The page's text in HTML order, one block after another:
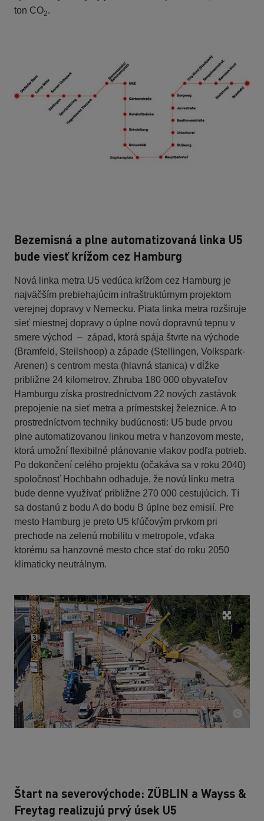
ton CO2.
Bezemisná a plne automatizovaná linka U5
bude viesť krížom cez Hamburg
Nová linka metra U5 vedúca krížom cez Hamburg je
najväčším prebiehajúcim infraštruktúrnym projektom
verejnej dopravy v Nemecku. Piata linka metra rozširuje
sieť miestnej dopravy o úplne novú dopravnú tepnu v
smere východ – západ, ktorá spája štvrte na východe
(Bramfeld, Steilshoop) a západe (Stellingen, Volkspark-
Arenen) s centrom mesta (hlavná stanica) v dĺžke
približne 24 kilometrov. Zhruba 180 000 obyvateľov
Hamburgu získa prostredníctvom 22 nových zastávok
prepojenie na sieť metra a prímestskej železnice. A to
prostredníctvom techniky budúcnosti: U5 bude prvou
plne automatizovanou linkou metra v hanzovom meste,
ktorá umožní flexibilné plánovanie vlakov podľa potrieb.
Po dokončení celého projektu (očakáva sa v roku 2040)
spoločnosť Hochbahn odhaduje, že novú linku metra
bude denne využívať približne 270 000 cestujúcich. Tí
sa dostanú z bodu A do bodu B úplne bez emisií. Pre
mesto Hamburg je preto U5 kľúčovým prvkom pri
prechode na zelenú mobilitu v metropole, vďaka
ktorému sa hanzovné mesto chce stať do roku 2050
klimaticky neutrálnym.
Štart na severovýchode: ZÜBLIN a Wayss &
Freytag realizujú prvý úsek U5